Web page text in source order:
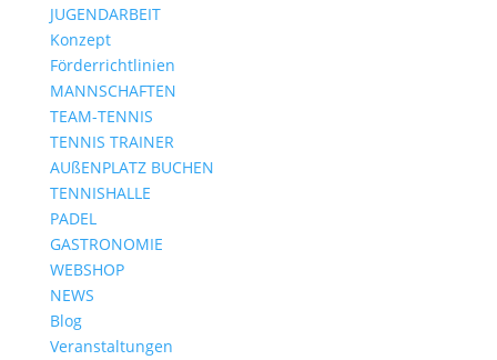
JUGENDARBEIT
Konzept
Förderrichtlinien
MANNSCHAFTEN
TEAM-TENNIS
TENNIS TRAINER
AUßENPLATZ BUCHEN
TENNISHALLE
PADEL
GASTRONOMIE
WEBSHOP
NEWS
Blog
Veranstaltungen